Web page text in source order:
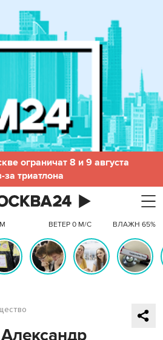
ограничат 8 и 9 августа
за триатлона
ВЕТЕР 0 М/С ВЛАЖН 65%